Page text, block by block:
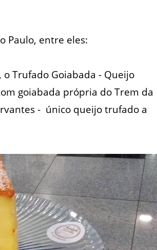
Paulo, entre eles:
Trufado Goiabada - Queijo
goiabada própria do Trem da
- único queijo trufado a